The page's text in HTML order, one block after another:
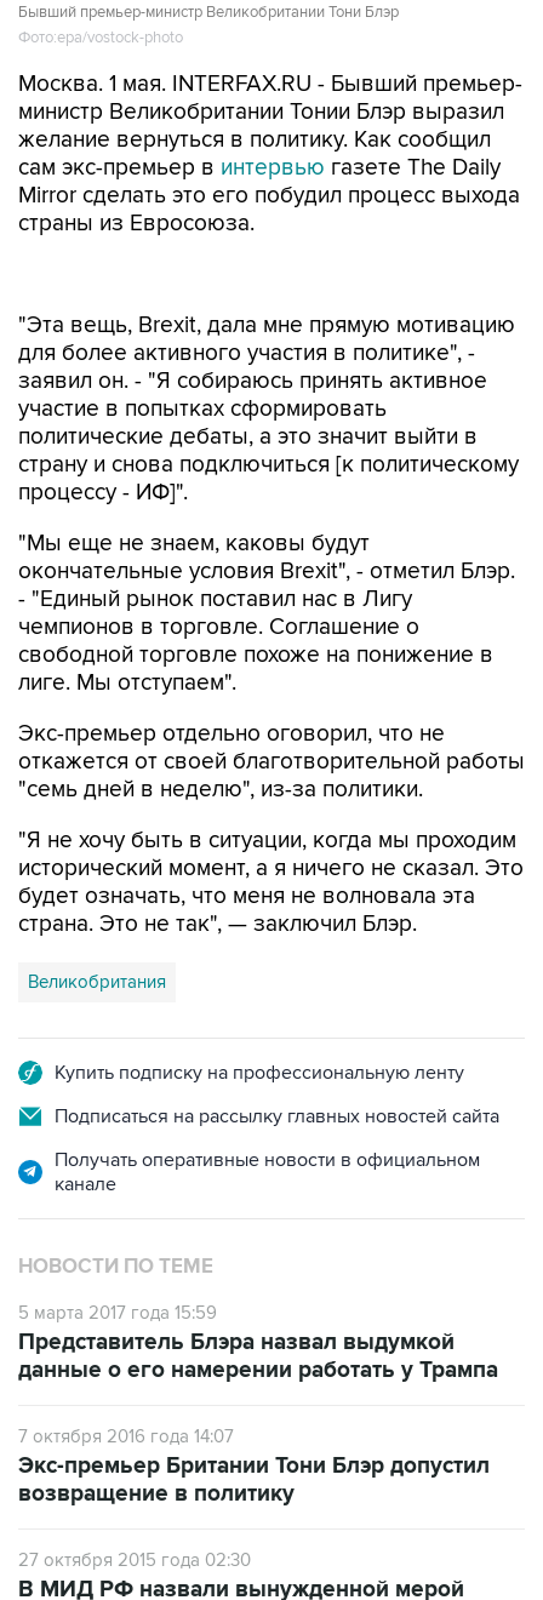
Бывший премьер-министр Великобритании Тони Блэр
Фото:epa/vostock-photo
Москва. 1 мая. INTERFAX.RU - Бывший премьер-
министр Великобритании Тонии Блэр выразил
желание вернуться в политику. Как сообщил
сам экс-премьер в интервью газете The Daily
Mirror сделать это его побудил процесс выхода
страны из Евросоюза.
заявил он. - "Я собираюсь принять активное
участие в попытках сформировать
политические дебаты, а это значит выйти в
страну и снова подключиться [к политическому
процессу - ИФ]".
"Мы еще не знаем, каковы будут
- "Единый рынок поставил нас в Лигу
чемпионов в торговле. Соглашение о
свободной торговле похоже на понижение в
лиге. Мы отступаем".
Экс-премьер отдельно оговорил, что не
"семь дней в неделю", из-за политики.
"Я не хочу быть в ситуации, когда мы проходим
будет означать, что меня не волновала эта
страна. Это не так", — заключил Блэр.
Великобритания
Подписаться на рассылку главных новостей сайта
Получать оперативные новости в официальном
НОВОСТИ ПО ТЕМЕ
5 марта 2017 года 15:59
данные о его намерении работать у Трампа
7 октября 2016 года 14:07
возвращение в политику
27 октября 2015 года 02:30
заявление Блэра по Ираку